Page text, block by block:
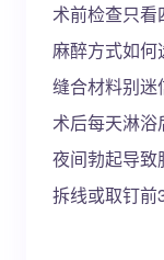
术前检查只看
麻醉方式如
缝合材料别迷
术后每天淋浴
夜间勃起导致
拆线或取钉